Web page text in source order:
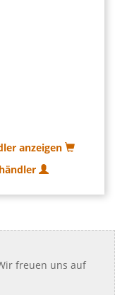
anzeigen
freuen uns auf